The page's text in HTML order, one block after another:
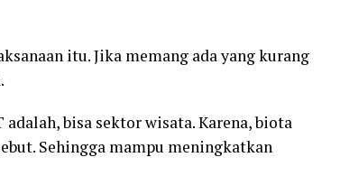
itu. Jika memang ada yang kurang
bisa sektor wisata. Karena, biota
Sehingga mampu meningkatkan